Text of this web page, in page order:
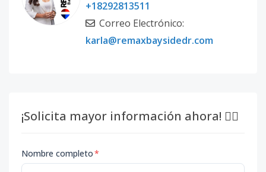
+18292813511
Correo Electrónico:
karla@remaxbaysidedr.com
¡Solicita mayor información ahora! 👇🏽
Nombre completo*